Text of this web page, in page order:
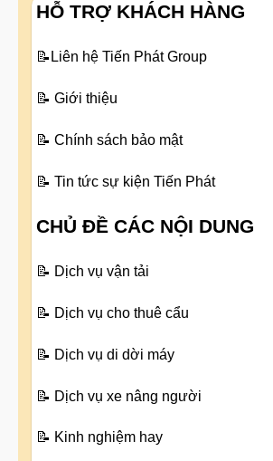
HỖ TRỢ KHÁCH HÀNG
📝 Liên hệ Tiến Phát Group
📝 Giới thiệu
📝 Chính sách bảo mật
📝 Tin tức sự kiện Tiến Phát
CHỦ ĐỀ CÁC NỘI DUNG
📝 Dịch vụ vận tải
📝 Dịch vụ cho thuê cẩu
📝 Dịch vụ di dời máy
📝 Dịch vụ xe nâng người
📝 Kinh nghiệm hay